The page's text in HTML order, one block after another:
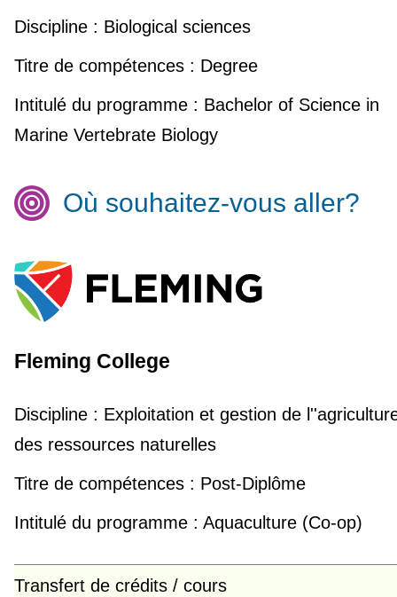
Discipline : Biological sciences
Titre de compétences : Degree
Intitulé du programme : Bachelor of Science in
Marine Vertebrate Biology
Où souhaitez-vous aller?
Fleming College
Discipline : Exploitation et gestion de
des ressources naturelles
Titre de compétences : Post-Diplôme
Intitulé du programme : Aquaculture (Co-op)
Transfert de crédits / cours